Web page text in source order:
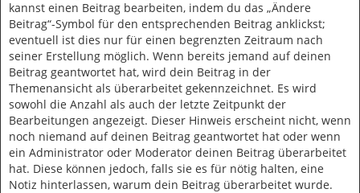
kannst einen Beitrag bearbeiten, indem du das „Ändere
Beitrag“-Symbol für den entsprechenden Beitrag anklickst;
eventuell ist dies nur für einen begrenzten Zeitraum nach
seiner Erstellung möglich. Wenn bereits jemand auf deinen
Beitrag geantwortet hat, wird dein Beitrag in der
Themenansicht als überarbeitet gekennzeichnet. Es wird
sowohl die Anzahl als auch der letzte Zeitpunkt der
Bearbeitungen angezeigt. Dieser Hinweis erscheint nicht, wenn
noch niemand auf deinen Beitrag geantwortet hat oder wenn
ein Administrator oder Moderator deinen Beitrag überarbeitet
hat. Diese können jedoch, falls sie es für nötig halten, eine
Notiz hinterlassen, warum dein Beitrag überarbeitet wurde.